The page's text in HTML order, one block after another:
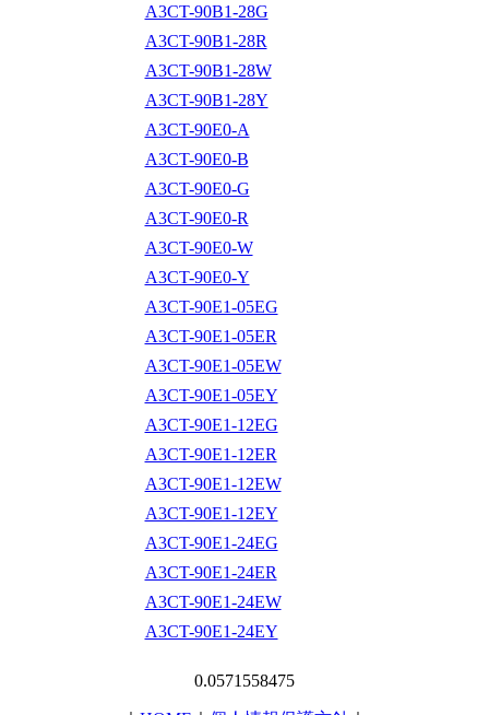
A3CT-90B1-28G
A3CT-90B1-28R
A3CT-90B1-28W
A3CT-90B1-28Y
A3CT-90E0-A
A3CT-90E0-B
A3CT-90E0-G
A3CT-90E0-R
A3CT-90E0-W
A3CT-90E0-Y
A3CT-90E1-05EG
A3CT-90E1-05ER
A3CT-90E1-05EW
A3CT-90E1-05EY
A3CT-90E1-12EG
A3CT-90E1-12ER
A3CT-90E1-12EW
A3CT-90E1-12EY
A3CT-90E1-24EG
A3CT-90E1-24ER
A3CT-90E1-24EW
A3CT-90E1-24EY
0.0571558475